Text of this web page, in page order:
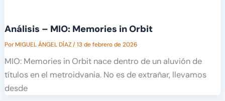
Análisis – MIO: Memories in Orbit
PorMIGUEL ÁNGEL DÍAZ/13 de febrero de 2026
MIO: Memories in Orbit nace dentro de un aluvión de
títulos en el metroidvania. No es de extrañar, llevamos
desde